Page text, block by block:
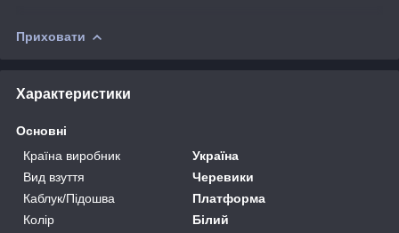
Приховати
Характеристики
Основні
Країна виробник
Україна
Вид взуття
Черевики
Каблук/Підошва
Платформа
Колір
Білий